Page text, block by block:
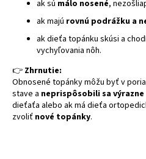
ak sú málo nosené,
ak majú rovnú podrážku a
ak dieťa topánku skúsi a
vychyľovania nôh.
👉 Zhrnutie:
Obnosené topánky môžu byť v
stave a neprispôsobili sa výrazne
dieťaťa alebo ak má dieťa
zvoliť nové topánky.